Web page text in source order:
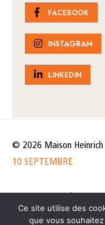
FACEBOOK
INSTAGRAM
LINKEDIN
© 2026 Maison
10 SEPTEMBRE
de données
Politique
Ce site utilise des
que vous